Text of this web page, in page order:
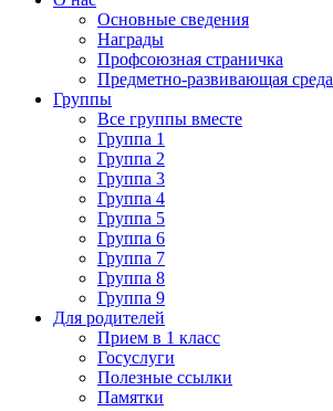
Основные сведения
Награды
Профсоюзная страничка
Предметно-развивающая среда
Группы
Все группы вместе
Группа 1
Группа 2
Группа 3
Группа 4
Группа 5
Группа 6
Группа 7
Группа 8
Группа 9
Для родителей
Прием в 1 класс
Госуслуги
Полезные ссылки
Памятки